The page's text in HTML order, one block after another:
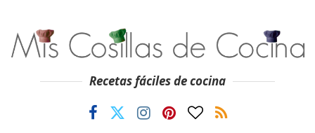
Recetas fáciles de cocina